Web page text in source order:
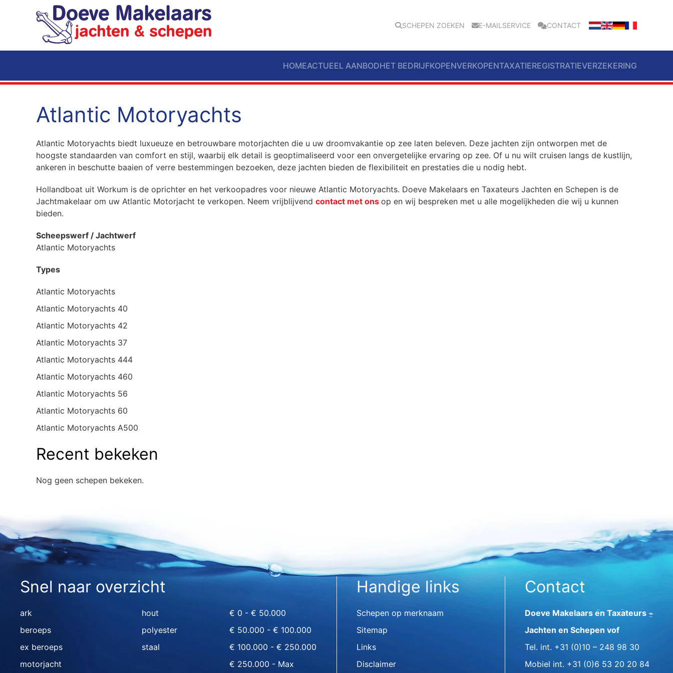
Terug naar hoofdinhoud SCHEPEN ZOEKEN E-MAILSERVICE CONTACT
HOMEACTUEEL AANBODHET BEDRIJFKOPENVERKOPENTAXATIEREGISTRATIEVERZEKERING
Atlantic Motoryachts
Atlantic Motoryachts biedt luxueuze en betrouwbare motorjachten die u uw droomvakantie op zee laten beleven. Deze jachten zijn ontworpen met de
hoogste standaarden van comfort en stijl, waarbij elk detail is geoptimaliseerd voor een onvergetelijke ervaring op zee. Of u nu wilt cruisen langs de kustlijn,
ankeren in beschutte baaien of verre bestemmingen bezoeken, deze jachten bieden de flexibiliteit en prestaties die u nodig hebt.
Hollandboat uit Workum is de oprichter en het verkoopadres voor nieuwe Atlantic Motoryachts. Doeve Makelaars en Taxateurs Jachten en Schepen is de
Jachtmakelaar om uw Atlantic Motorjacht te verkopen. Neem vrijblijvend contact met ons op en wij bespreken met u alle mogelijkheden die wij u kunnen
bieden.
Scheepswerf / Jachtwerf
Atlantic Motoryachts
Types
Atlantic Motoryachts
Atlantic Motoryachts 40
Atlantic Motoryachts 42
Atlantic Motoryachts 37
Atlantic Motoryachts 444
Atlantic Motoryachts 460
Atlantic Motoryachts 56
Atlantic Motoryachts 60
Atlantic Motoryachts A500
Recent bekeken
Nog geen schepen bekeken.
Snel naar overzicht
ark
beroeps
ex beroeps
motorjacht
hout
polyester
staal
€ 0 - € 50.000
€ 50.000 - € 100.000
€ 100.000 - € 250.000
€ 250.000 - Max
Handige links
Schepen op merknaam
Sitemap
Links
Disclaimer
Contact
Doeve Makelaars en Taxateurs
Jachten en Schepen vof
Tel. int. +31 (0)10 – 248 98 30
Mobiel int. +31 (0)6 53 20 20 84